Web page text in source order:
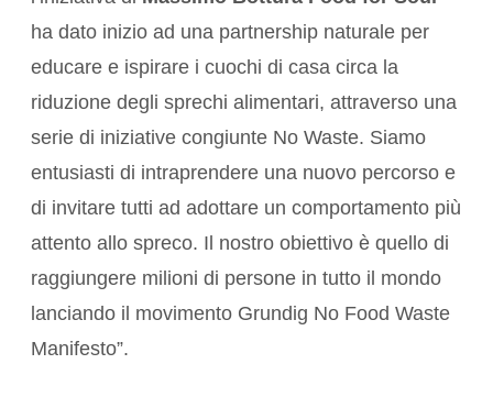
ha dato inizio ad una partnership naturale per
educare e ispirare i cuochi di casa circa la
riduzione degli sprechi alimentari, attraverso una
serie di iniziative congiunte No Waste. Siamo
entusiasti di intraprendere una nuovo percorso e
di invitare tutti ad adottare un comportamento più
attento allo spreco. Il nostro obiettivo è quello di
raggiungere milioni di persone in tutto il mondo
lanciando il movimento Grundig No Food Waste
Manifesto”.